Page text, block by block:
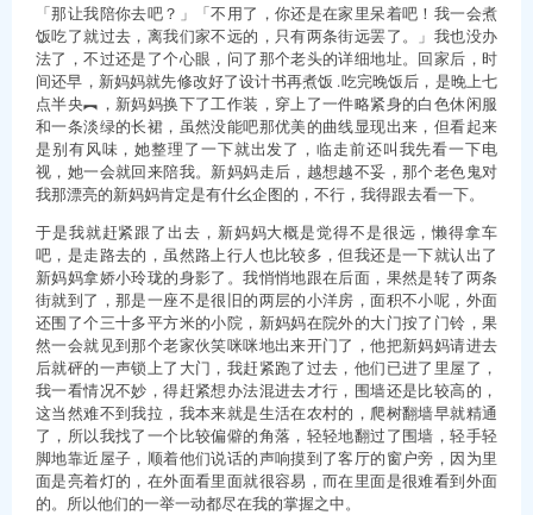
「那让我陪你去吧？」「不用了，你还是在家里呆着吧！我一会煮
饭吃了就过去，离我们家不远的，只有两条街远罢了。」我也没办
法了，不过还是了个心眼，问了那个老头的详细地址。回家后，时
间还早，新妈妈就先修改好了设计书再煮饭 .吃完晚饭后，是晚上七
点半央︻，新妈妈换下了工作装，穿上了一件略紧身的白色休闲服
和一条淡绿的长裙，虽然没能吧那优美的曲线显现出来，但看起来
是别有风味，她整理了一下就出发了，临走前还叫我先看一下电
视，她一会就回来陪我。新妈妈走后，越想越不妥，那个老色鬼对
我那漂亮的新妈妈肯定是有什幺企图的，不行，我得跟去看一下。
于是我就赶紧跟了出去，新妈妈大概是觉得不是很远，懒得拿车
吧，是走路去的，虽然路上行人也比较多，但我还是一下就认出了
新妈妈拿娇小玲珑的身影了。我悄悄地跟在后面，果然是转了两条
街就到了，那是一座不是很旧的两层的小洋房，面积不小呢，外面
还围了个三十多平方米的小院，新妈妈在院外的大门按了门铃，果
然一会就见到那个老家伙笑咪咪地出来开门了，他把新妈妈请进去
后就砰的一声锁上了大门，我赶紧跑了过去，他们已进了里屋了，
我一看情况不妙，得赶紧想办法混进去才行，围墙还是比较高的，
这当然难不到我拉，我本来就是生活在农村的，爬树翻墙早就精通
了，所以我找了一个比较偏僻的角落，轻轻地翻过了围墙，轻手轻
脚地靠近屋子，顺着他们说话的声响摸到了客厅的窗户旁，因为里
面是亮着灯的，在外面看里面就很容易，而在里面是很难看到外面
的。所以他们的一举一动都尽在我的掌握之中。